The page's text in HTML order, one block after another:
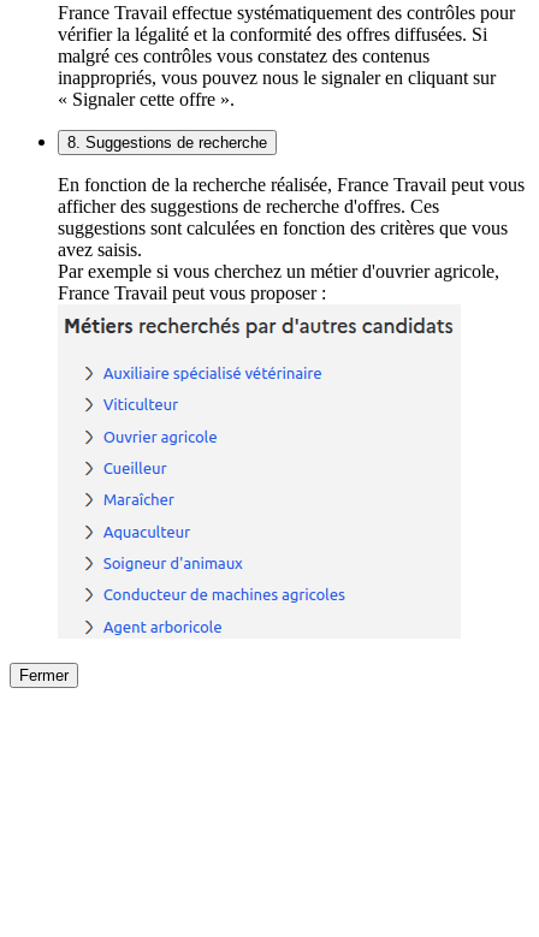
France Travail effectue systématiquement des contrôles pour
vérifier la légalité et la conformité des offres diffusées. Si
malgré ces contrôles vous constatez des contenus
inappropriés, vous pouvez nous le signaler en cliquant sur
« Signaler cette offre ».
8. Suggestions de recherche
En fonction de la recherche réalisée, France Travail peut vous
afficher des suggestions de recherche d'offres. Ces
suggestions sont calculées en fonction des critères que vous
avez saisis.
Par exemple si vous cherchez un métier d'ouvrier agricole,
France Travail peut vous proposer :
Fermer